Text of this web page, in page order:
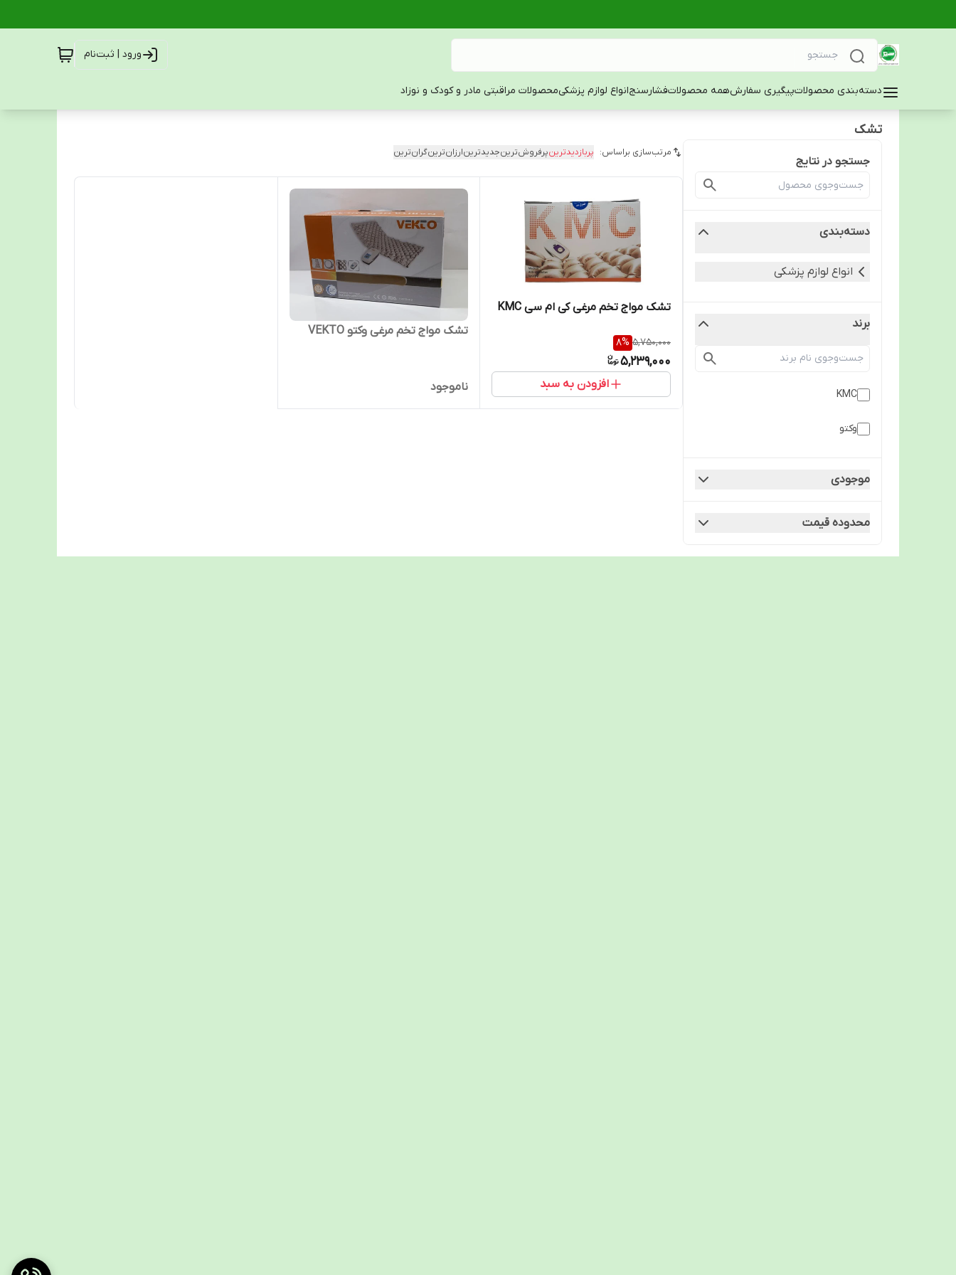
ورود | ثبت‌نام
دسته‌بندی محصولاتپیگیری سفارشهمه محصولاتفشارسنجانواع لوازم پزشکیمحصولات مراقبتی مادر و کودک و نوزاد
تشک
جستجو در نتایج
دسته‌بندی
انواع لوازم پزشکی
برند
KMC
وکتو
موجودی
محدوده قیمت
مرتب‌سازی براساس: پربازدیدترینپرفروش‌ترینجدیدترینارزان‌ترینگران‌ترین
تشک مواج تخم مرغی کی ام سی KMC
5,750,000
8%
5,239,000
افزودن به سبد
تشک مواج تخم مرغی وکتو VEKTO
ناموجود